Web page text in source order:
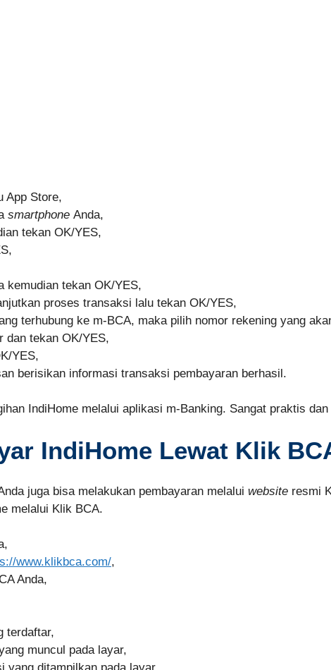
App Store,
smartphone Anda,
tekan OK/YES,
kemudian tekan OK/YES,
proses transaksi lalu tekan OK/YES,
terhubung ke m-BCA, maka pilih nomor rekening yang
dan tekan OK/YES,
YES,
berisikan informasi transaksi pembayaran berhasil.
IndiHome melalui aplikasi m-Banking. Sangat praktis
IndiHome Lewat Klik
juga bisa melakukan pembayaran melalui website resmi
melalui Klik BCA.
www.klikbca.com/,
Anda,
terdaftar,
muncul pada layar,